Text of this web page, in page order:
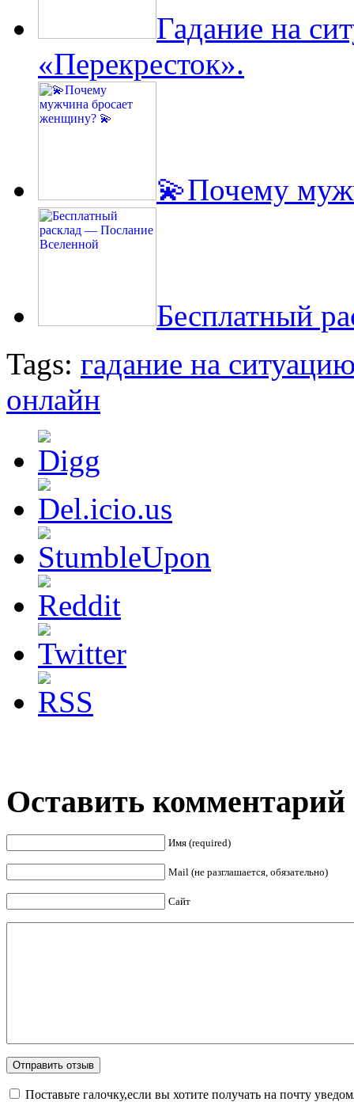
Гадание на
«Перекресток».
💫Почему
Бесплатный
Tags: гадание на
онлайн
Оставить комментарий
Имя (required)
Mail (не разглашается, обязательно)
Сайт
Поставьте галочку,если вы хотите получать на почту